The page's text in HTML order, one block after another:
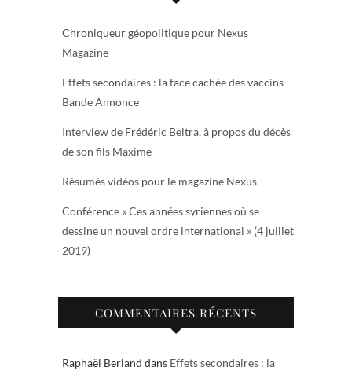
Chroniqueur géopolitique pour Nexus
Magazine
Effets secondaires : la face cachée des vaccins –
Bande Annonce
Interview de Frédéric Beltra, à propos du décès
de son fils Maxime
Résumés vidéos pour le magazine Nexus
Conférence « Ces années syriennes où se
dessine un nouvel ordre international » (4 juillet
2019)
COMMENTAIRES RÉCENTS
Raphaël Berland dans Effets secondaires : la